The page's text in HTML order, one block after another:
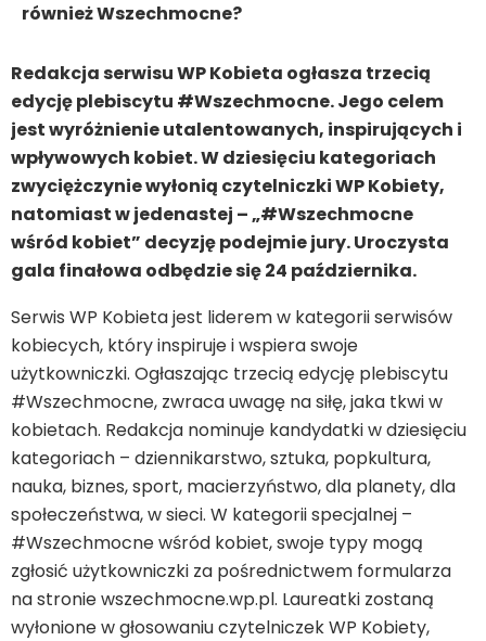
również Wszechmocne?
Redakcja serwisu WP Kobieta ogłasza trzecią
edycję plebiscytu #Wszechmocne. Jego celem
jest wyróżnienie utalentowanych, inspirujących i
wpływowych kobiet.W dziesięciu kategoriach
zwyciężczynie wyłonią czytelniczki WP Kobiety,
natomiastw jedenastej – „#Wszechmocne
wśród kobiet” decyzję podejmie jury.Uroczysta
gala finałowa odbędzie się 24 października.
Serwis WP Kobieta jest liderem w kategorii serwisów
kobiecych, który inspiruje i wspiera swoje
użytkowniczki. Ogłaszając trzecią edycję plebiscytu
#Wszechmocne, zwraca uwagę na siłę, jaka tkwi w
kobietach. Redakcja nominuje kandydatki w dziesięciu
kategoriach – dziennikarstwo, sztuka, popkultura,
nauka, biznes, sport, macierzyństwo, dla planety, dla
społeczeństwa, w sieci. W kategorii specjalnej –
#Wszechmocne wśród kobiet, swoje typy mogą
zgłosić użytkowniczki za pośrednictwem formularza
na stronie wszechmocne.wp.pl. Laureatki zostaną
wyłonione w głosowaniu czytelniczek WP Kobiety,